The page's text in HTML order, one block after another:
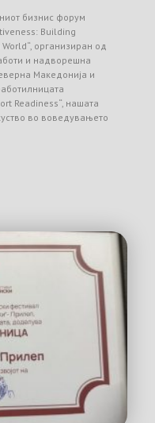
бизнис форум
Building
организиран од
и надворешна
Македонија и
Readiness“, нашата
во воведувањето